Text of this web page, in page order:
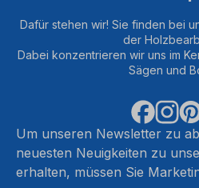
Dafür stehen wir! Sie finden bei
der
Dabei konzentrieren wir uns im
Sägen und
Um unseren Newsletter zu
neuesten Neuigkeiten zu
erhalten, müssen Sie